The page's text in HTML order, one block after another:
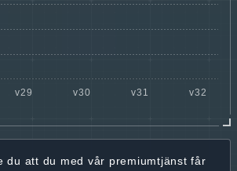
du att du med vår premiumtjänst får